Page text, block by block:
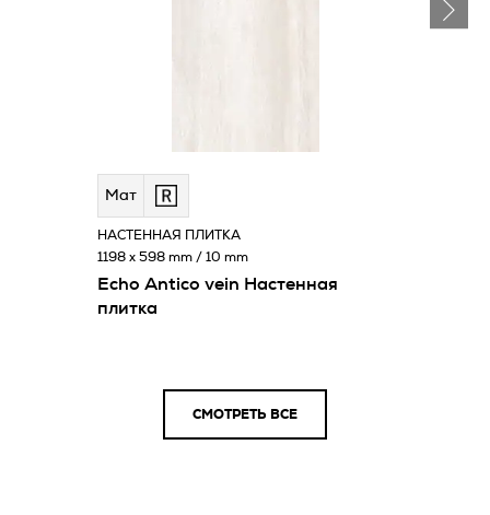
Мат
Echo Antico vein Настенная
плитка
НАСТЕННАЯ ПЛИТКА
1198 x 598 mm / 10 mm
СМОТРЕТЬ ВСЕ